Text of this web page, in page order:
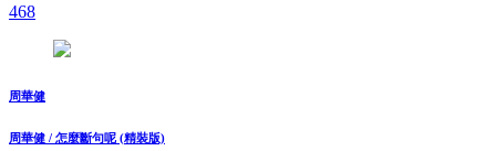
468
周華健
周華健 / 怎麼斷句呢 (精裝版)